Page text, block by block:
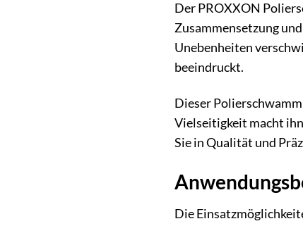
Der PROXXON
Zusammensetzung
Unebenheiten
beeindruckt.
Dieser
Vielseitigkeit macht
Sie in Qualität und
Die